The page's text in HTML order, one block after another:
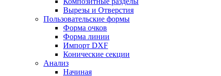
Вырезы и Отверстия
Пользовательские формы
Форма очков
Форма линии
Импорт DXF
Конические секции
Анализ
Начиная